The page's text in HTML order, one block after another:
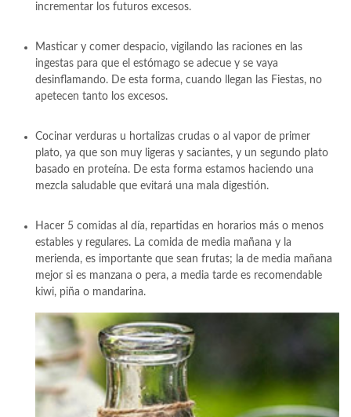
incrementar los futuros excesos.
Masticar y comer despacio, vigilando las raciones en las
ingestas para que el estómago se adecue y se vaya
desinflamando. De esta forma, cuando llegan las Fiestas, no
apetecen tanto los excesos.
Cocinar verduras u hortalizas crudas o al vapor de primer
plato, ya que son muy ligeras y saciantes, y un segundo plato
basado en proteína. De esta forma estamos haciendo una
mezcla saludable que evitará una mala digestión.
Hacer 5 comidas al día, repartidas en horarios más o menos
estables y regulares. La comida de media mañana y la
merienda, es importante que sean frutas; la de media mañana
mejor si es manzana o pera, a media tarde es recomendable
kiwi, piña o mandarina.